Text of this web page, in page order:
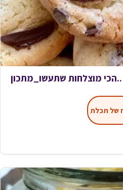
..הכי מוצלחות שתעשו_מתכון
של תכלת